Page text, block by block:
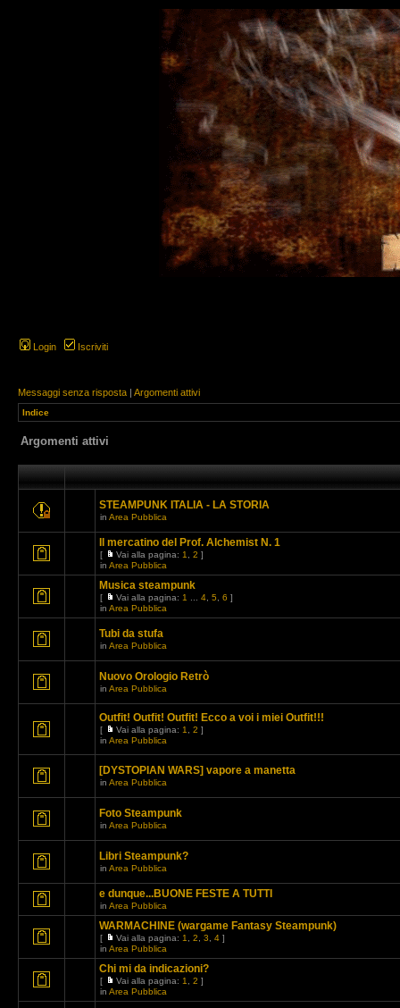
Login Iscriviti
Messaggi senza risposta | Argomenti attivi
Indice
Argomenti attivi
STEAMPUNK ITALIA - LA STORIA
in Area Pubblica
Il mercatino del Prof. Alchemist N. 1
[ Vai alla pagina: 1 2 ]
in Area Pubblica
Musica steampunk
[ Vai alla pagina: 1 4 5 6 ]
in Area Pubblica
Tubi da stufa
in Area Pubblica
Nuovo Orologio Retrò
in Area Pubblica
Outfit! Outfit! Outfit! Ecco a voi i miei Outfit!!!
[ Vai alla pagina: 1 2 ]
in Area Pubblica
[DYSTOPIAN WARS] vapore a manetta
in Area Pubblica
Foto Steampunk
in Area Pubblica
Libri Steampunk?
in Area Pubblica
e dunque...BUONE FESTE A TUTTI
in Area Pubblica
WARMACHINE (wargame Fantasy Steampunk)
[ Vai alla pagina: 1 2 3 4 ]
in Area Pubblica
Chi mi da indicazioni?
[ Vai alla pagina: 1 2 ]
in Area Pubblica